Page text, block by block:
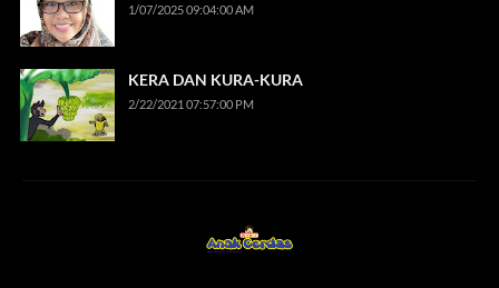
1/07/2025 09:04:00 AM
KERA DAN KURA-KURA
2/22/2021 07:57:00 PM